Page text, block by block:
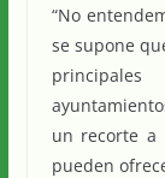
“No
se supone
un recorte a
pueden